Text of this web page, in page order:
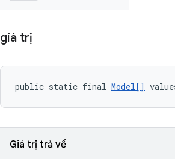
giá trị
public static final Model[]
Giá trị trả về